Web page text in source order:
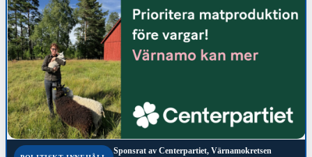
Sponsrat av Centerpartiet, Värnamokretsen